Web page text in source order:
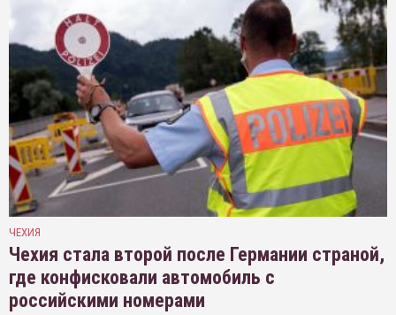
ЧЕХИЯ
Чехия стала второй после Германии страной,
где конфисковали автомобиль с
российскими номерами